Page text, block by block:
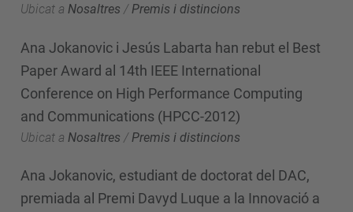
Ubicat a Nosaltres /Premis i distincions
Ana Jokanovic i Jesús Labarta han rebut el Best
Paper Award al 14th IEEE International
Conference on High Performance Computing
and Communications (HPCC-2012)
Ubicat a Nosaltres / Premis i distincions
Ana Jokanovic, estudiant de doctorat del DAC,
premiada al Premi Davyd Luque a la Innovació a